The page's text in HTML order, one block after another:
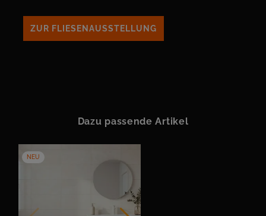
ZUR FLIESENAUSSTELLUNG
Dazu passende Artikel
NEU